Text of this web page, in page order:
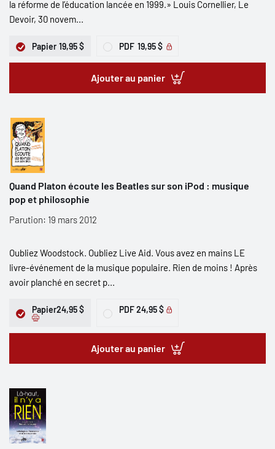
la réforme de l’éducation lancée en 1999.» Louis Cornellier, Le
Devoir, 30 novem...
Papier 19,95 $ PDF 19,95 $
Ajouter au panier
Quand Platon écoute les Beatles sur son iPod : musique
pop et philosophie
Parution: 19 mars 2012
Oubliez Woodstock. Oubliez Live Aid. Vous avez en mains LE
livre-événement de la musique populaire. Rien de moins ! Après
avoir planché en secret p...
Papier24,95 $ PDF 24,95 $
Ajouter au panier